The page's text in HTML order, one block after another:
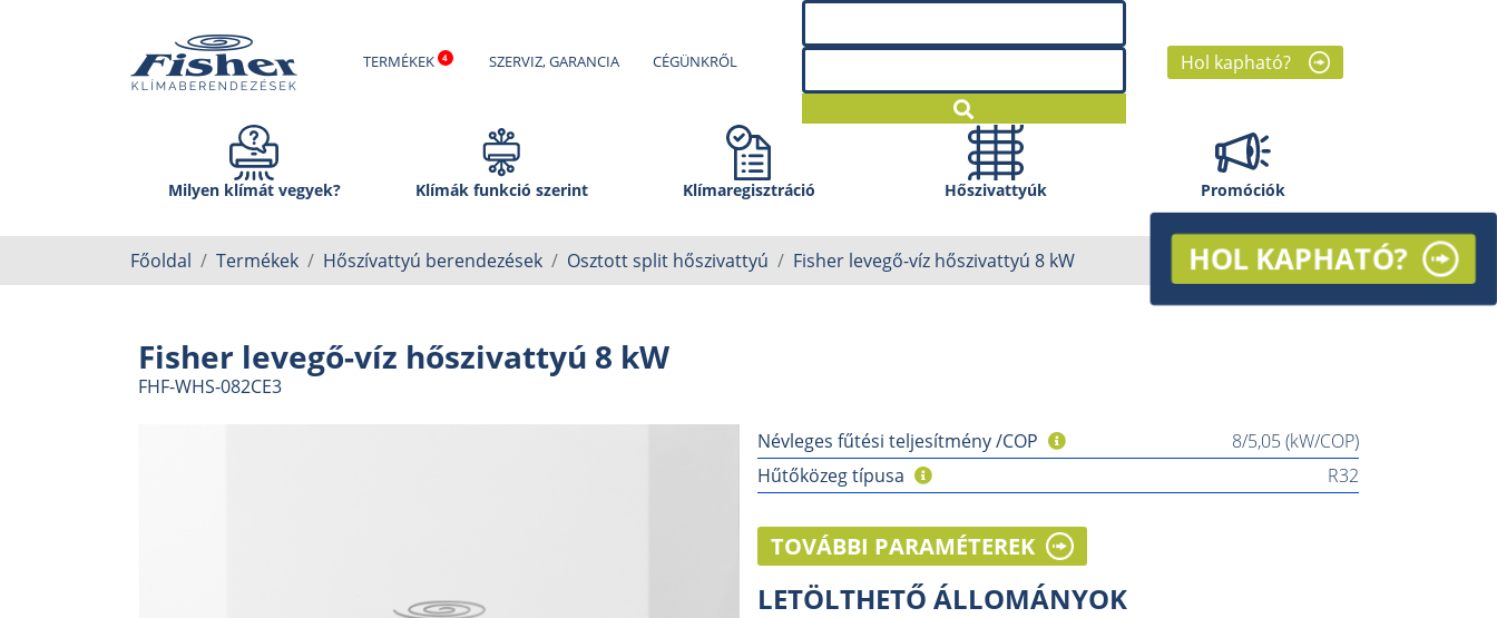
TERMÉKEK SZERVIZ, GARANCIA CÉGÜNKRŐL Hol kapható?
Milyen klímát vegyek? Klímák funkció szerint Klíma­regisztráció Hőszivattyúk Promóciók
Főoldal Termékek Hőszívattyú berendezések Osztott split hőszivattyú Fisher levegő-víz hőszivattyú 8 kW
Fisher levegő-víz hőszivattyú 8 kW
FHF-WHS-082CE3
Hűtőközeg típusa R32
Névleges fűtési teljesítmény /COP 8/5,05 (kW/COP)
TOVÁBBI PARAMÉTEREK
LETÖLTHETŐ ÁLLOMÁNYOK
HOL KAPHATÓ?